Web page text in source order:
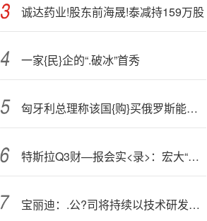
诚达药业!股东前海晟!泰减持159万股
一家{民}企的“.破冰”首秀
匈牙利总理称该国{购}买俄罗斯能源将获得美国的制:裁豁免
特斯拉Q3财—报会实<录>：宏大“画饼”盖不住财报拉胯 机器人和Robotaxi目标下调令人担忧
宝丽迪：.公?司将持续以技术研发为核心战略，深耕原液着色技术